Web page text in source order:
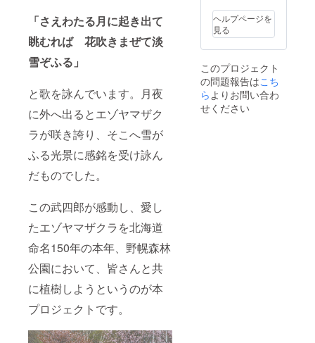
「さえわたる月に起き出て
眺むれば 花吹きまぜて淡
雪ぞふる」
と歌を詠んでいます。月夜
に外へ出るとエゾヤマザク
ラが咲き誇り、そこへ雪が
ふる光景に感銘を受け詠ん
だものでした。
この武四郎が感動し、愛し
たエゾヤマザクラを北海道
命名150年の本年、野幌森林
公園において、皆さんと共
に植樹しようというのが本
プロジェクトです。
を植樹
頂きま
す。
（大人
でも参
加可
能。お
子様に
は必ず
１２日
受付分
まで。
９月１
降は一
般参加
者も含
め先着
となり
道立自
然公園
野幌森
林公園
道博物
館）
人数：
先着８
０組
【１５
０年記
念植樹
会】
平成３
０年１
０月１
３日
（土）
人
数：先
着５名
※
込みは
９月２
８日
（金）
まで
ヘルプページを
見る
このプロジェクト
の問題報告はこち
らよりお問い合わ
せください